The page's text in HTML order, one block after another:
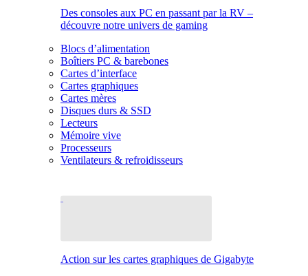
Des consoles aux PC en passant par la RV –
découvre notre univers de gaming
Blocs d’alimentation
Boîtiers PC & barebones
Cartes d’interface
Cartes graphiques
Cartes mères
Disques durs & SSD
Lecteurs
Mémoire vive
Processeurs
Ventilateurs & refroidisseurs
Action sur les cartes graphiques de Gigabyte